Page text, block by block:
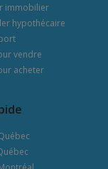
immobilier
hypothécaire
vendre
acheter